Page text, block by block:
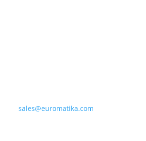
sales@euromatika.com